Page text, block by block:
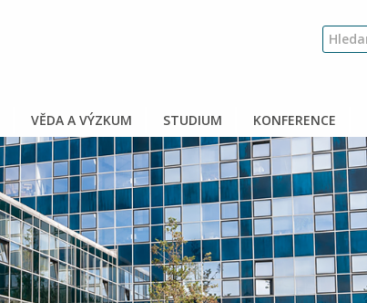
VĚDA A VÝZKUM STUDIUM KONFERENCE